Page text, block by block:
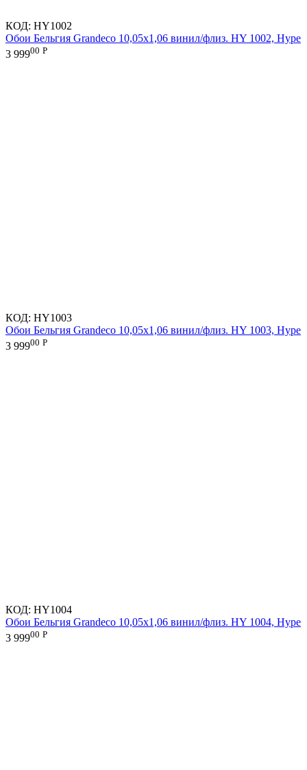
КОД: HY1002
Обои Бельгия Grandeco 10,05х1,06 винил/флиз. HY 1002, Hype
3 99900 Р
КОД: HY1003
Обои Бельгия Grandeco 10,05х1,06 винил/флиз. HY 1003, Hype
3 99900 Р
КОД: HY1004
Обои Бельгия Grandeco 10,05х1,06 винил/флиз. HY 1004, Hype
3 99900 Р